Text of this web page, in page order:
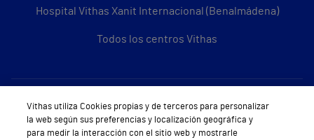
Hospital Vithas Xanit Internacional (Benalmádena)
Todos los centros Vithas
Sobre Vithas
Quiénes somos
Vithas utiliza Cookies propias y de terceros para personalizar
la web según sus preferencias y localización geográfica y
para medir la interacción con el sitio web y mostrarle